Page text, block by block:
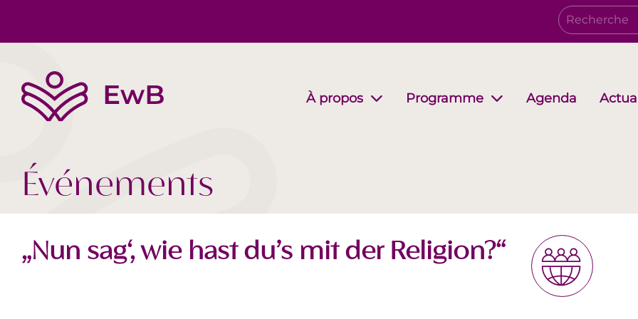
À propos Programme Agenda
Événements
„Nun sag‘, wie hast du’s mit der Religion?“